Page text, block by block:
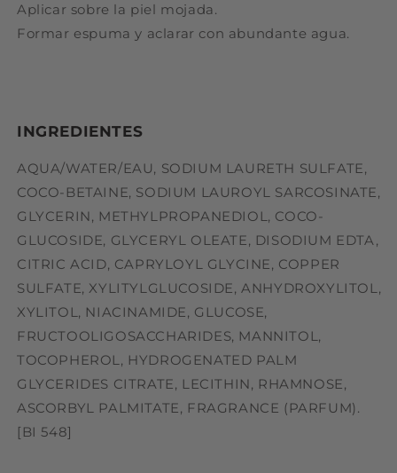
Aplicar sobre la piel mojada.
Formar espuma y aclarar con abundante agua.
INGREDIENTES
AQUA/WATER/EAU, SODIUM LAURETH SULFATE,
COCO-BETAINE, SODIUM LAUROYL SARCOSINATE,
GLYCERIN, METHYLPROPANEDIOL, COCO-
GLUCOSIDE, GLYCERYL OLEATE, DISODIUM EDTA,
CITRIC ACID, CAPRYLOYL GLYCINE, COPPER
SULFATE, XYLITYLGLUCOSIDE, ANHYDROXYLITOL,
XYLITOL, NIACINAMIDE, GLUCOSE,
FRUCTOOLIGOSACCHARIDES, MANNITOL,
TOCOPHEROL, HYDROGENATED PALM
GLYCERIDES CITRATE, LECITHIN, RHAMNOSE,
ASCORBYL PALMITATE, FRAGRANCE (PARFUM).
[BI 548]